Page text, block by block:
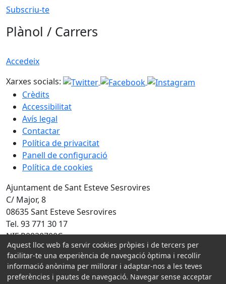
Subscriu-te
Plànol / Carrers
Accedeix
Xarxes socials:
Crèdits
Accessibilitat
Avís legal
Contactar
Política de privacitat
Panell de configuració
Política de cookies
Ajuntament de Sant Esteve Sesrovires
C/ Major, 8
08635 Sant Esteve Sesrovires
Tel. 93 771 30 17
NIF P0820700C
Amb la col·laboració de:
Aquest lloc web fa servir cookies pròpies i de tercers per
facilitar-te una experiència de navegació òptima i recollir
informació anònima per millorar i adaptar-nos a les teves
preferències i pautes de navegació. Navegar sense acceptar